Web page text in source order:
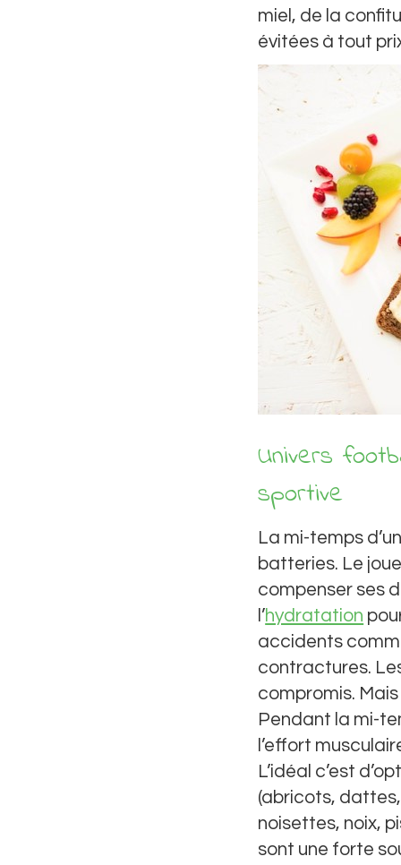
miel, de la
évitées à tout
Univers
sportive
La mi-temps
batteries. Le
compenser ses
l’hydratation
accidents
contractures.
compromis. Mais
Pendant la mi-
l’effort
L’idéal c’est
(abricots,
noisettes, noix,
sont une forte